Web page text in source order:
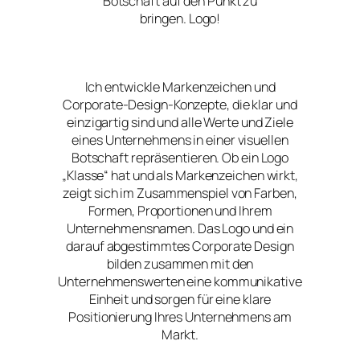
bringen. Logo!
Ich entwickle Markenzeichen und
Corporate-Design-Konzepte, die klar und
einzigartig sind und alle Werte und Ziele
eines Unternehmens in einer visuellen
Botschaft repräsentieren. Ob ein Logo
„Klasse“ hat und als Markenzeichen wirkt,
zeigt sich im Zusammenspiel von Farben,
Formen, Proportionen und Ihrem
Unternehmensnamen. Das Logo und ein
darauf abgestimmtes Corporate Design
bilden zusammen mit den
Unternehmenswerten eine kommunikative
Einheit und sorgen für eine klare
Positionierung Ihres Unternehmens am
Markt.